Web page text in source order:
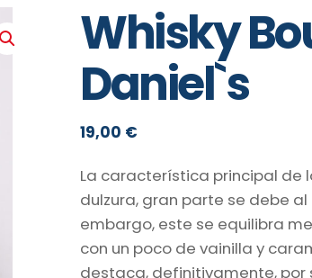
Whisky
Daniel`s
19,00 €
La característica principal de
dulzura, gran parte se debe
embargo, este se equilibra
con un poco de vainilla y
destaca, definitivamente, por